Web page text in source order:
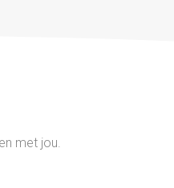
met jou.